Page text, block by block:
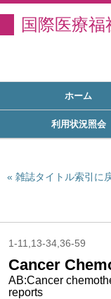
国際医療
ホーム
利用状況照会
雑誌タイトル索引に
1-11,13-34,36-59
Cancer
AB:Cancer
reports